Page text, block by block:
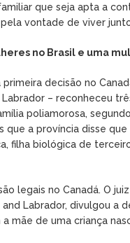
que seja apta a
vontade de viver
no Brasil e uma
decisão no
Labrador – reconheceu
poliamorosa,
que a província disse
filha biológica de
legais no Canadá. O
Labrador, divulgou a
mãe de uma criança